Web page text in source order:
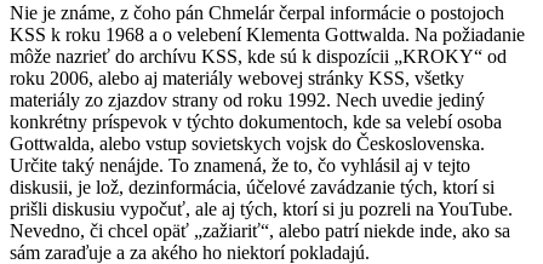
Nie je známe, z čoho pán Chmelár čerpal informácie o postojoch
KSS k roku 1968 a o velebení Klementa Gottwalda. Na požiadanie
môže nazrieť do archívu KSS, kde sú k dispozícii „KROKY“ od
roku 2006, alebo aj materiály webovej stránky KSS, všetky
materiály zo zjazdov strany od roku 1992. Nech uvedie jediný
konkrétny príspevok v týchto dokumentoch, kde sa velebí osoba
Gottwalda, alebo vstup sovietskych vojsk do Československa.
Určite taký nenájde. To znamená, že to, čo vyhlásil aj v tejto
diskusii, je lož, dezinformácia, účelové zavádzanie tých, ktorí si
prišli diskusiu vypočuť, ale aj tých, ktorí si ju pozreli na YouTube.
Nevedno, či chcel opäť „zažiariť“, alebo patrí niekde inde, ako sa
sám zaraďuje a za akého ho niektorí pokladajú.